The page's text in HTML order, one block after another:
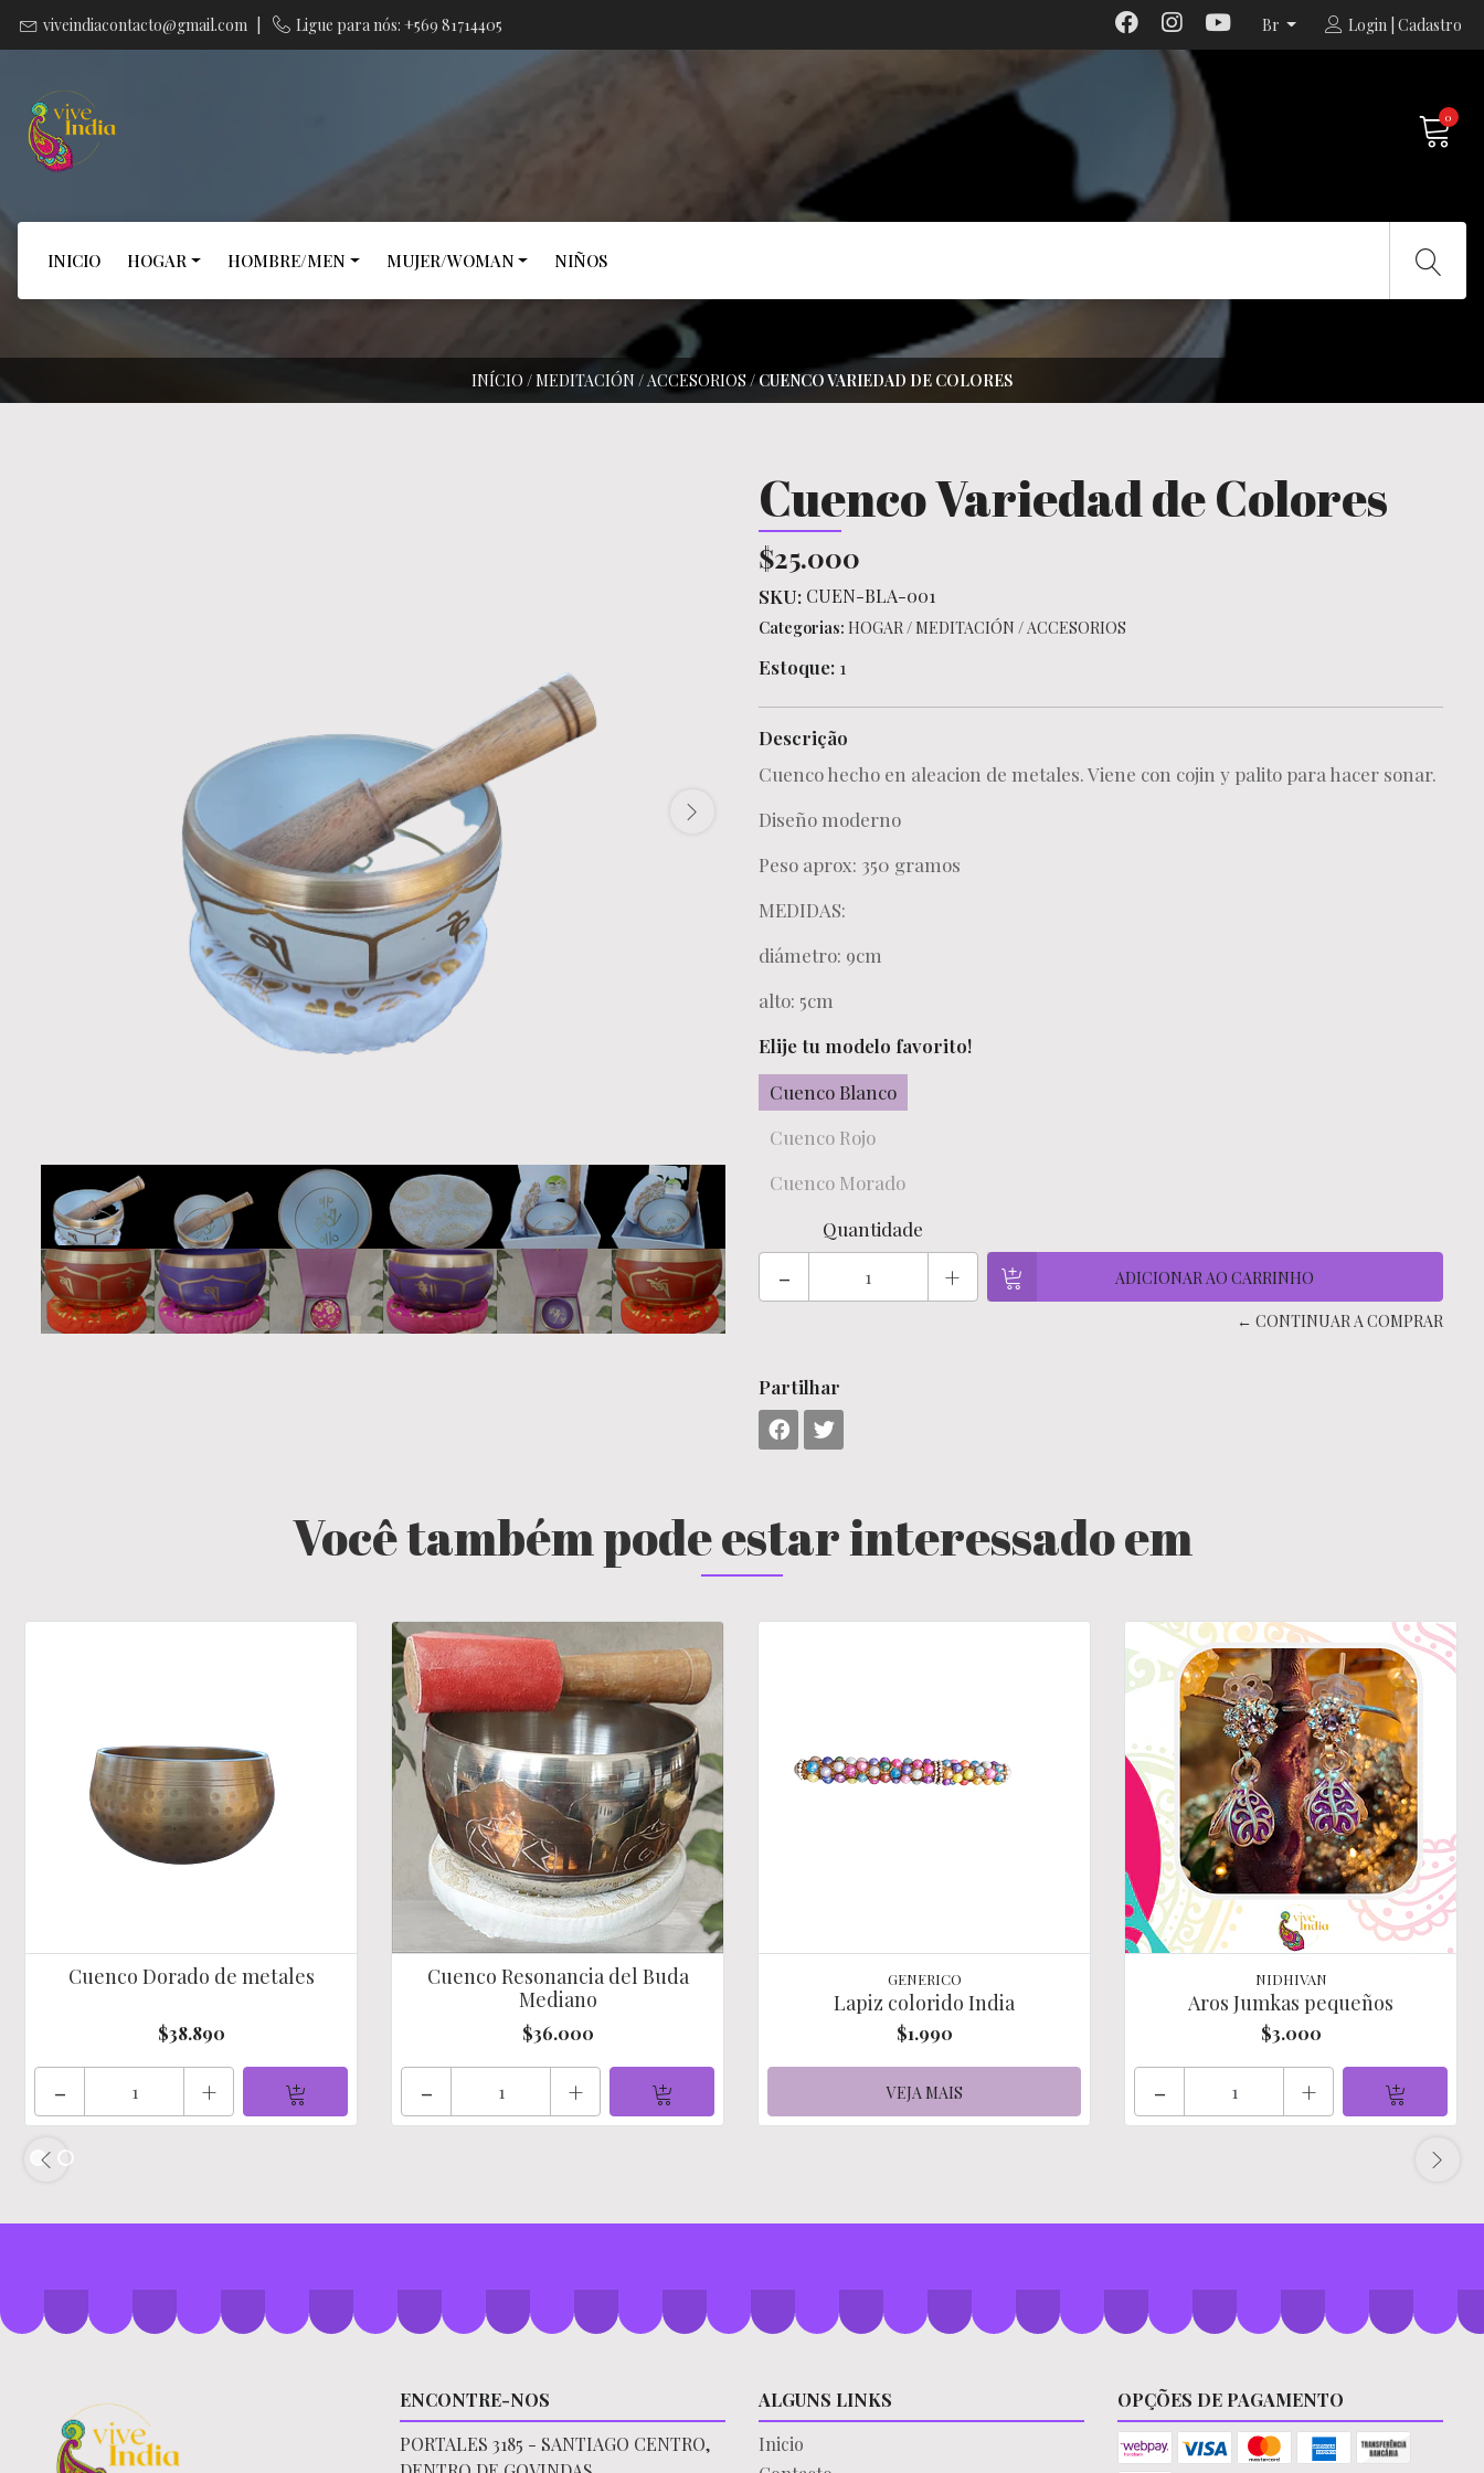
viveindiacontacto@gmail.com Ligue para nós: +569 81714405 Br Login | Cadastro
0
INICIO HOGAR HOMBRE/MEN MUJER/WOMAN NIÑOS
INÍCIO /MEDITACIÓN /ACCESORIOS/CUENCO VARIEDAD DE COLORES
Cuenco Variedad de Colores
$25.000
SKU: CUEN-BLA-001
Categorias: HOGAR/ MEDITACIÓN /ACCESORIOS
Estoque: 1
Descrição
Cuenco hecho en aleacion de metales. Viene con cojin y palito para hacer sonar.
Diseño moderno
Peso aprox: 350 gramos
MEDIDAS:
diámetro: 9cm
alto: 5cm
Elije tu modelo favorito!
Cuenco Blanco
Cuenco Rojo
Cuenco Morado
Quantidade
- +
← CONTINUAR A COMPRAR
Partilhar
Você também pode estar interessado em
Cuenco Dorado de metales
$38.890
- +
Cuenco Resonancia del Buda
Mediano
$36.000
- +
GENERICO
Lapiz colorido India
$1.990
VEJA MAIS
NIDHIVAN
Aros Jumkas pequeños
$3.000
- +
ENCONTRE-NOS
PORTALES 3185 - SANTIAGO CENTRO,
ALGUNS LINKS
Inicio
OPÇÕES DE PAGAMENTO